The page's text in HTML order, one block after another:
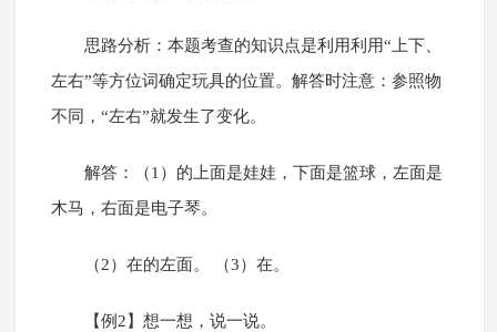
思路分析：本题考查的知识点是利用利用“上下、
左右”等方位词确定玩具的位置。解答时注意：参照物
不同，“左右”就发生了变化。
解答：（1）的上面是娃娃，下面是篮球，左面是
木马，右面是电子琴。
（2）在的左面。 （3）在。
【例2】想一想，说一说。